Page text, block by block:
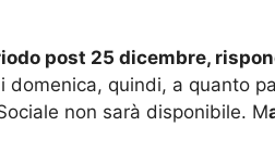
post 25 dicembre,
domenica, quindi, a quanto
non sarà disponibile. M